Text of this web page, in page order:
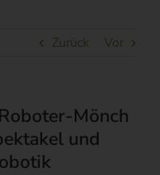
Zurück Vor
Mönch
und